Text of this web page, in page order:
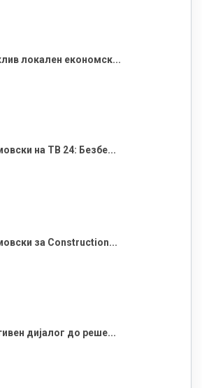
локален економск...
на ТВ 24: Безбе...
за Construction...
дијалог до реше...